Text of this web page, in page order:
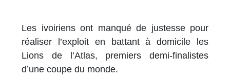
Les ivoiriens ont manqué de justesse pour
réaliser l’exploit en battant à domicile les
Lions de l’Atlas, premiers demi-finalistes
d’une coupe du monde.